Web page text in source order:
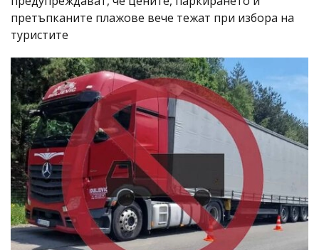
претъпканите плажове вече тежат при избора на
туристите